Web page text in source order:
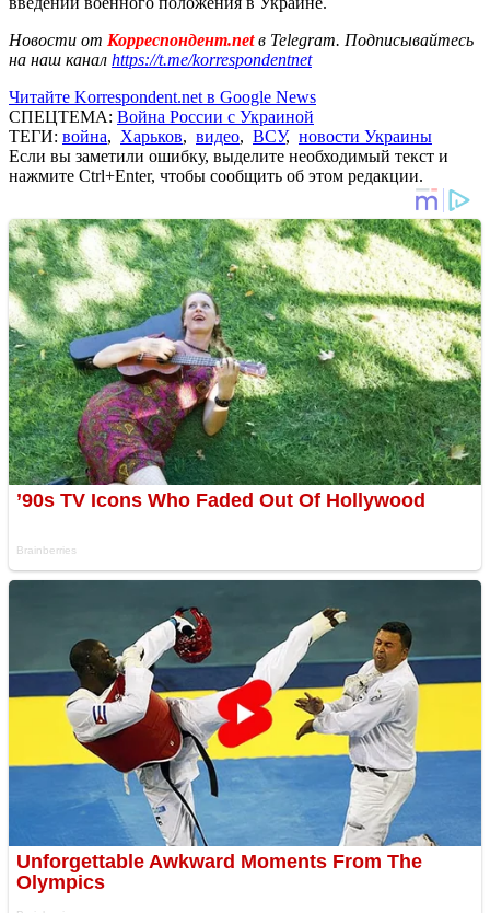
Новости от Корреспондент.netв Telegram. Подписывайтесь
на наш канал https://t.me/korrespondentnet
Читайте Korrespondent.net в Google News
СПЕЦТЕМА: Война России с Украиной
ТЕГИ: война, Харьков, видео, ВСУ, новости Украины
Если вы заметили ошибку, выделите необходимый текст и
нажмите Ctrl+Enter, чтобы сообщить об этом редакции.